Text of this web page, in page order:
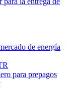
de energía
para prepagos